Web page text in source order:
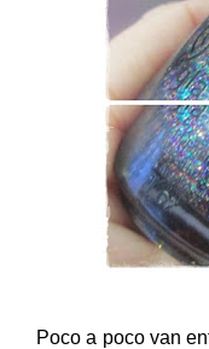
Poco a poco van